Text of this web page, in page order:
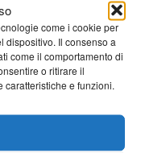
come i cookie per
dispositivo. Il consenso a
come il comportamento di
o ritirare il
e funzioni.
21°C|34°C 21°C|35°C